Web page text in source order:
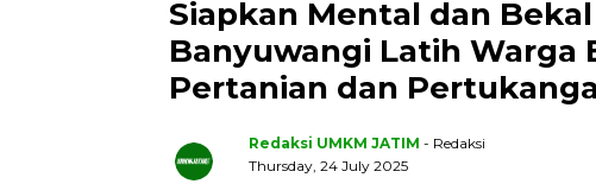
Siapkan Mental dan
Banyuwangi Latih Warga
Pertanian dan
Redaksi UMKM JATIM - Redaksi
Thursday, 24 July 2025